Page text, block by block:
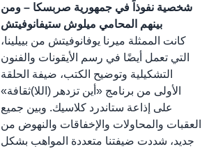
شخصية نفوذاً في جمهورية صربسكا – ومن
بينهم المحامي ميلوش ستيفانوفيتش
كانت الممثلة ميرنا يوفانوفيتش من بييلينا،
التي تعمل أيضًا في رسم الأيقونات والفنون
التشكيلية وتوضيح الكتب، ضيفة الحلقة
الأولى من برنامج «أين تزدهر (اللا)ثقافة»
على إذاعة ستاندرد كلاسيك. وبين جميع
العقبات والمحاولات والإخفاقات والنهوض من
جديد، شددت ضيفتنا متعددة المواهب بشكل